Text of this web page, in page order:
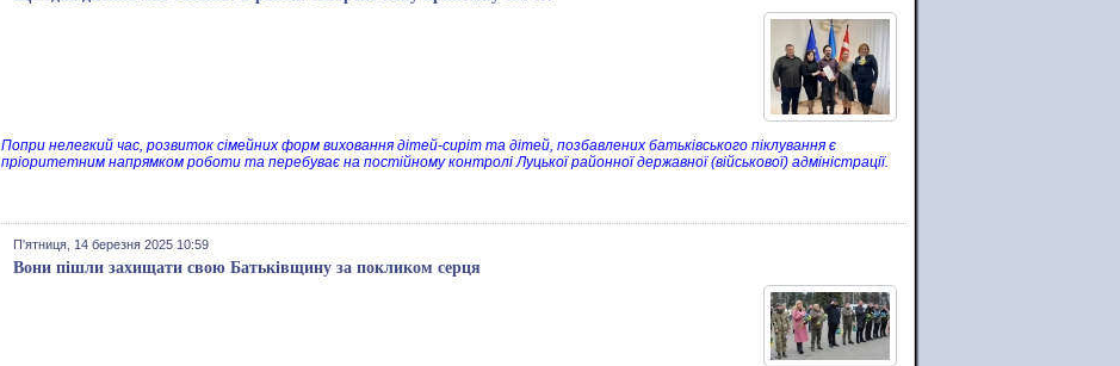
Попри нелегкий час, розвиток сімейних форм виховання дітей-сиріт та дітей, позбавлених батьківського піклування є
пріоритетним напрямком роботи та перебуває на постійному контролі Луцької районної державної (військової) адміністрації.
П'ятниця, 14 березня 2025 10:59
Вони пішли захищати свою Батьківщину за покликом серця